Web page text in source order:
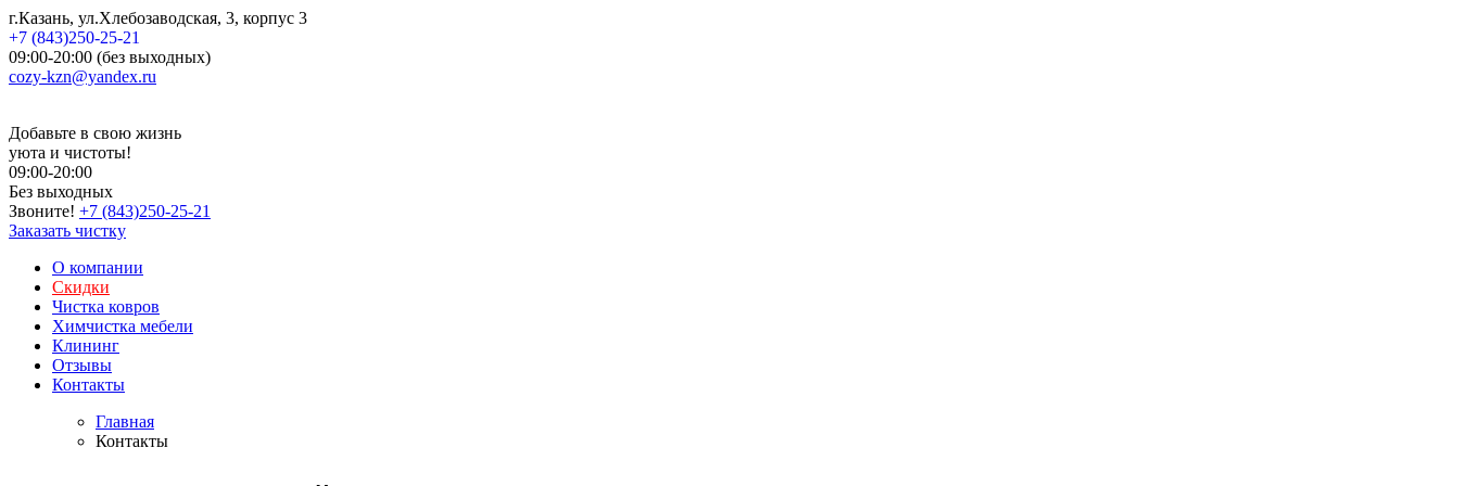
г.Казань, ул.Хлебозаводская, 3, корпус 3
+7 (843)250-25-21
09:00-20:00 (без выходных)
cozy-kzn@yandex.ru
Добавьте в свою жизнь
уюта и чистоты!
09:00-20:00
Без выходных
Звоните! +7 (843)250-25-21
Заказать чистку
О компании
Скидки
Чистка ковров
Химчистка мебели
Клининг
Отзывы
Контакты
Главная
Контакты